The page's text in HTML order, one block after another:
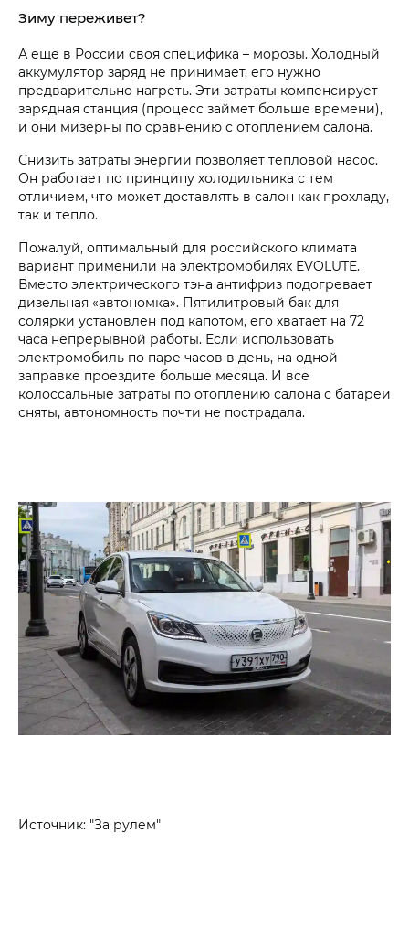
Зиму переживет?
А еще в России своя специфика – морозы. Холодный
аккумулятор заряд не принимает, его нужно
предварительно нагреть. Эти затраты компенсирует
зарядная станция (процесс займет больше времени),
и они мизерны по сравнению с отоплением салона.
Снизить затраты энергии позволяет тепловой насос.
Он работает по принципу холодильника с тем
отличием, что может доставлять в салон как прохладу,
так и тепло.
Пожалуй, оптимальный для российского климата
вариант применили на электромобилях EVOLUTE.
Вместо электрического тэна антифриз подогревает
дизельная «автономка». Пятилитровый бак для
солярки установлен под капотом, его хватает на 72
часа непрерывной работы. Если использовать
электромобиль по паре часов в день, на одной
заправке проездите больше месяца. И все
колоссальные затраты по отоплению салона с батареи
сняты, автономность почти не пострадала.
Источник: "За рулем"